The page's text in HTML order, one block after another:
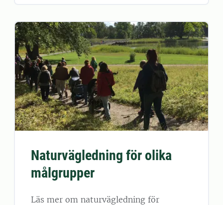
Naturvägledning för olika
målgrupper
Läs mer om naturvägledning för